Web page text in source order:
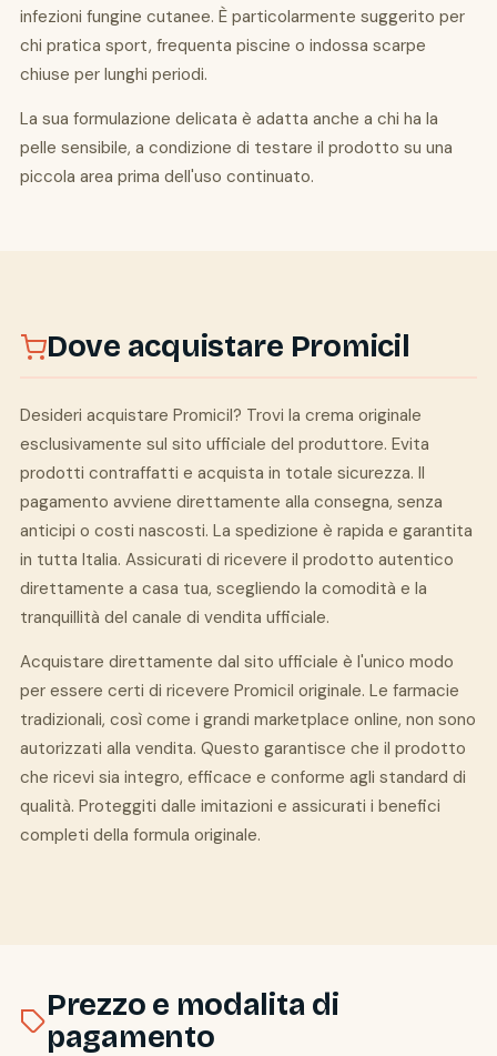
infezioni fungine cutanee. È particolarmente suggerito per
chi pratica sport, frequenta piscine o indossa scarpe
chiuse per lunghi periodi.
La sua formulazione delicata è adatta anche a chi ha la
pelle sensibile, a condizione di testare il prodotto su una
piccola area prima dell'uso continuato.
Dove acquistare Promicil
Desideri acquistare Promicil? Trovi la crema originale
esclusivamente sul sito ufficiale del produttore. Evita
prodotti contraffatti e acquista in totale sicurezza. Il
pagamento avviene direttamente alla consegna, senza
anticipi o costi nascosti. La spedizione è rapida e garantita
in tutta Italia. Assicurati di ricevere il prodotto autentico
direttamente a casa tua, scegliendo la comodità e la
tranquillità del canale di vendita ufficiale.
Acquistare direttamente dal sito ufficiale è l'unico modo
per essere certi di ricevere Promicil originale. Le farmacie
tradizionali, così come i grandi marketplace online, non sono
autorizzati alla vendita. Questo garantisce che il prodotto
che ricevi sia integro, efficace e conforme agli standard di
qualità. Proteggiti dalle imitazioni e assicurati i benefici
completi della formula originale.
Prezzo e modalita di
pagamento